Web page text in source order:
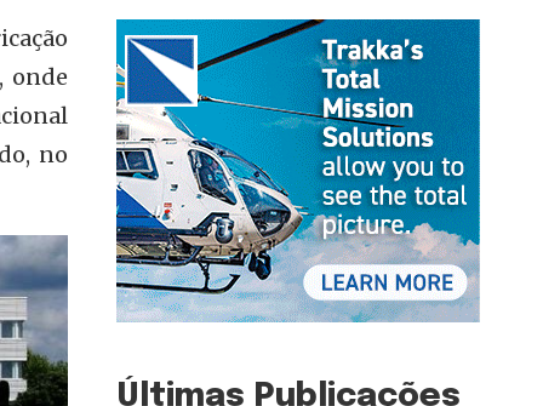
onde
no
Últimas Publicações